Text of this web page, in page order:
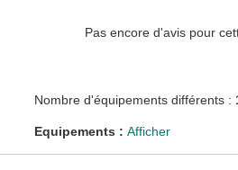
Pas encore d'avis pour
Nombre d'équipements différents :
Equipements : Afficher